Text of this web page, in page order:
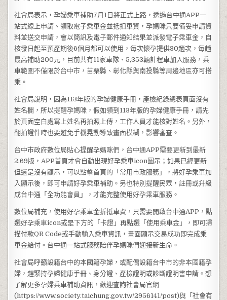
社會局表示，孕婦乘車補助7月1日將正式上路，透過台中通APP一
站式線上申請、領取電子乘車金並抵扣車資，孕媽咪只要備妥申請資
料並送交申請，會以簡訊及電子郵件通知結果並派發電子乘車金，自
核發日起至預產期後6個月都可以使用，每次懷孕提供30趟次，每趟
最高補助200元，目前共有11家車隊、5,353輛計程車加入服務，乘
車範圍不僅限於台中市，苗栗縣、彰化縣與南投縣等周邊地區亦可搭
乘。
社會局說明，因為113年版的孕婦健康手冊，產檢紀錄總表頁面沒有
姓名欄，所以提醒孕媽咪，假如領到113年版的孕婦健康手冊，請先
於頁面空白處寫上姓名再拍照上傳，工作人員才能核對姓名。另外，
翻拍證件時也要避免手機晃動導致畫面模糊，影響審查。
台中市政府數位局貼心提醒孕媽咪們，台中通APP需要更新到最新
2.69版，APP首頁才會自動出現好孕乘車icon圖示；如果已經更新
但還是沒有顯示，可以點擊首頁的「常用市政服務」，將好孕乘車加
入顯示後，即可申請好孕乘車補助。另也特別提醒民眾，註冊或升級
成台中通「全功能會員」，才能完整使用好孕乘車服務。
數位局補充，使用好孕乘車金折抵車資，只需要開啟台中通APP，點
選好孕乘車icon或是下方的「卡證」再點選「使用乘車金」，即可掃
描付款QR Code或手動輸入乘車資訊，畫面顯示交易成功即完成乘
車金給付。台中通一站式服務陪伴孕媽咪們迎接新生命。
社會局呼籲設籍台中的本國籍孕婦，或配偶設籍台中市的非本國籍孕
婦，趕緊持孕婦健康手冊、身分證、產檢證明或診斷證明書申請。想
了解更多孕婦乘車補助資訊，歡迎查詢社會局官網
(https://www.society.taichung.gov.tw/2956141/post)與「社會有